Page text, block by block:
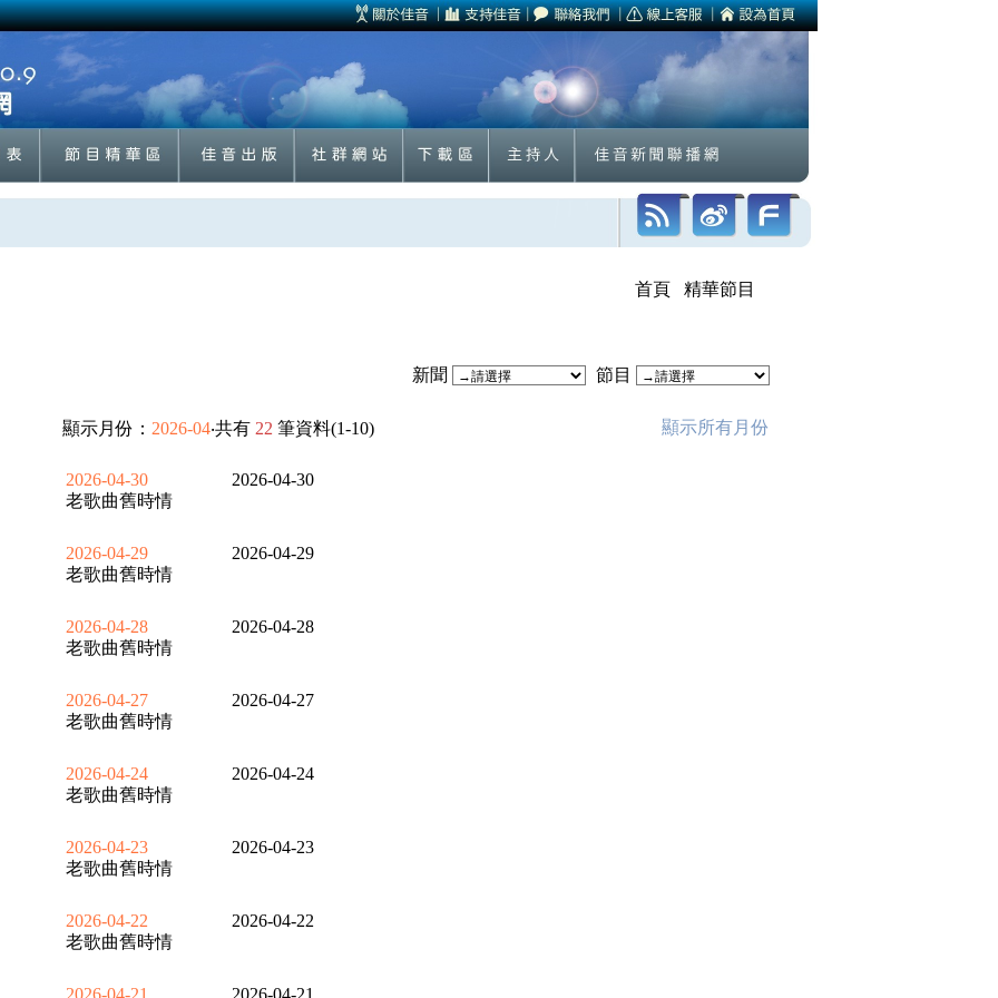
首頁 精華節目
新聞 節目
顯示月份： 2026-04‧共有 22 筆資料(1-10) 顯示所有月份
2026-04-30
老歌曲舊時情
2026-04-30
2026-04-29
老歌曲舊時情
2026-04-29
2026-04-28
老歌曲舊時情
2026-04-28
2026-04-27
老歌曲舊時情
2026-04-27
2026-04-24
老歌曲舊時情
2026-04-24
2026-04-23
老歌曲舊時情
2026-04-23
2026-04-22
老歌曲舊時情
2026-04-22
2026-04-21 2026-04-21